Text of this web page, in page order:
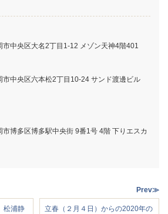
中央区大名2丁目1-12 メゾン天神4階401
中央区六本松2丁目10-24 サンド渡邊ビル
博多区博多駅中央街 9番1号 4階 下りエスカ
松浦静
Prev≫
立春（２月４日）からの2020年の